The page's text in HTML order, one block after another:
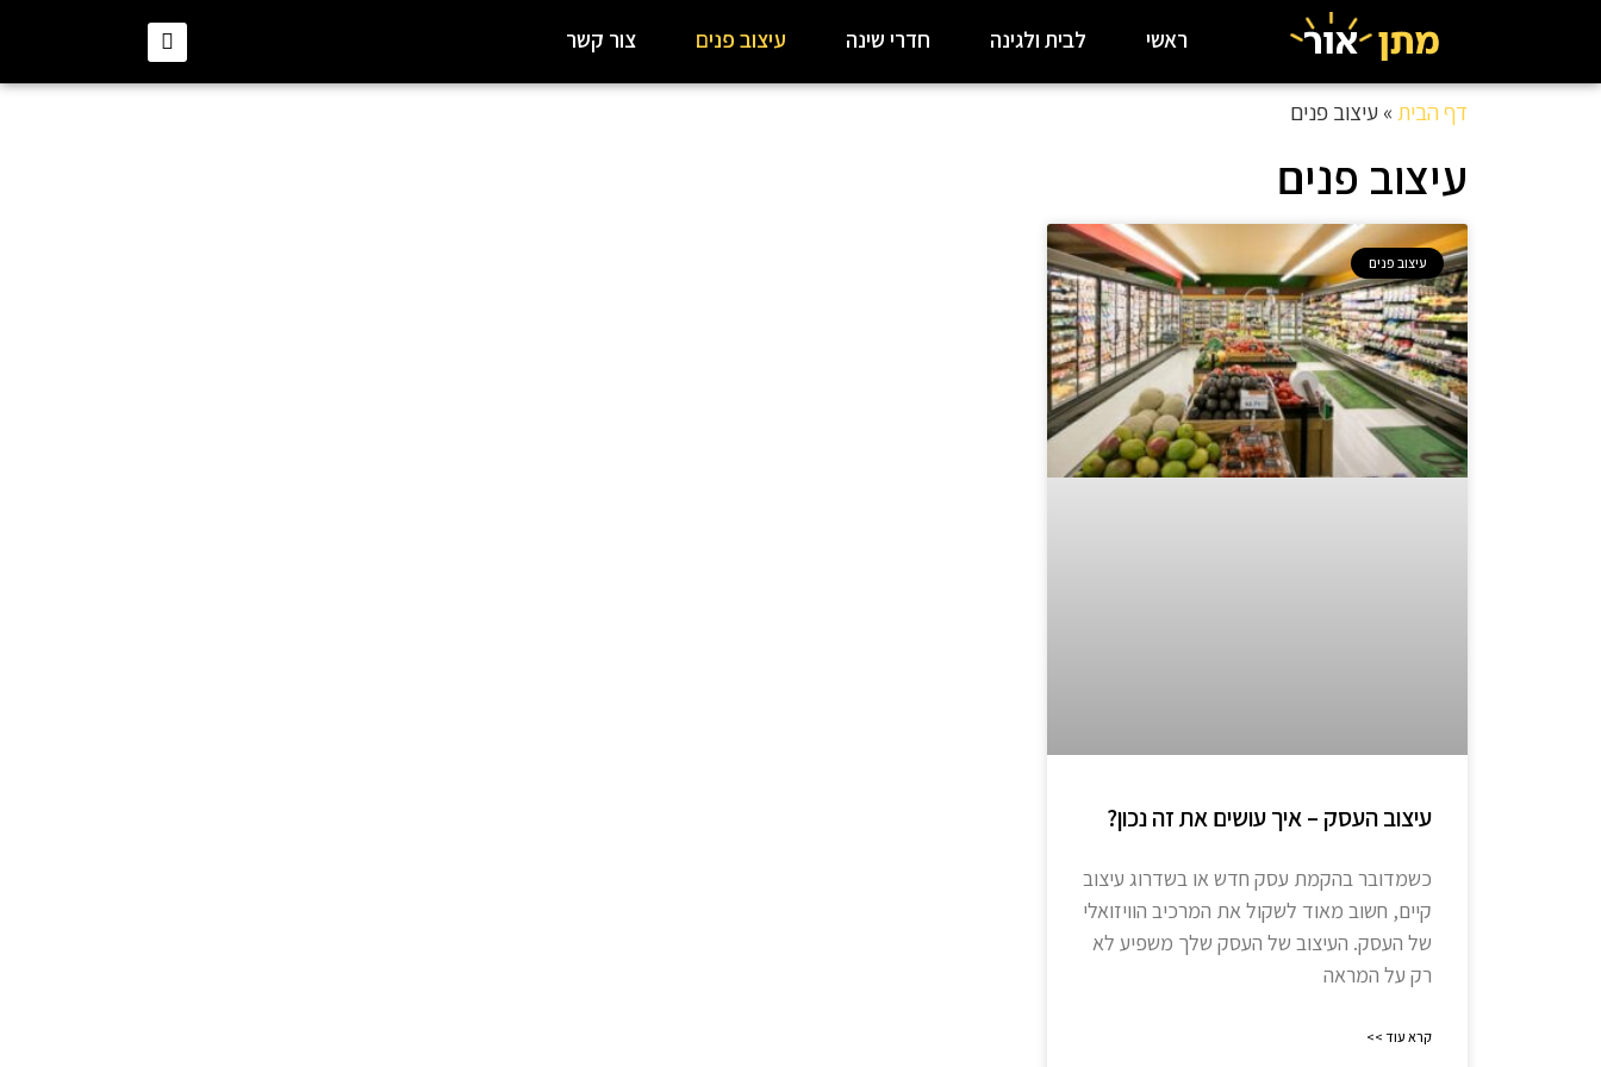
ראשי לבית ולגינה חדרי שינה עיצוב פנים צור קשר
דף הבית » עיצוב פנים
עיצוב פנים
עיצוב פנים
עיצוב העסק – איך עושים את זה נכון?
כשמדובר בהקמת עסק חדש או בשדרוג עיצוב
קיים, חשוב מאוד לשקול את המרכיב הוויזואלי
של העסק. העיצוב של העסק שלך משפיע לא
רק על המראה
קרא עוד >>